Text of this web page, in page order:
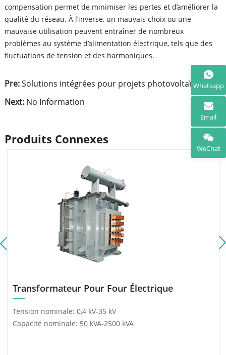
compensation permet de minimiser les pertes et d’améliorer la
qualité du réseau. À l’inverse, un mauvais choix ou une
mauvaise utilisation peuvent entraîner de nombreux
problèmes au système d’alimentation électrique, tels que des
fluctuations de tension et des harmoniques.
Pre:Solutions intégrées pour projets photovoltaïques
Next: No Information
Produits Connexes
Transformateur Pour Four Électrique
Tension nominale: 0,4 kV-35 kV
Capacité nominale: 50 kVA-2500 kVA
Whatsapp
Email
WeChat